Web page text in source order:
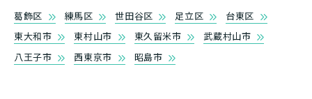
葛飾区 練馬区 世田谷区 足立区
台東区
東大和市
東村山市 東久留米市
武蔵村山市
八王子市
西東京市 昭島市